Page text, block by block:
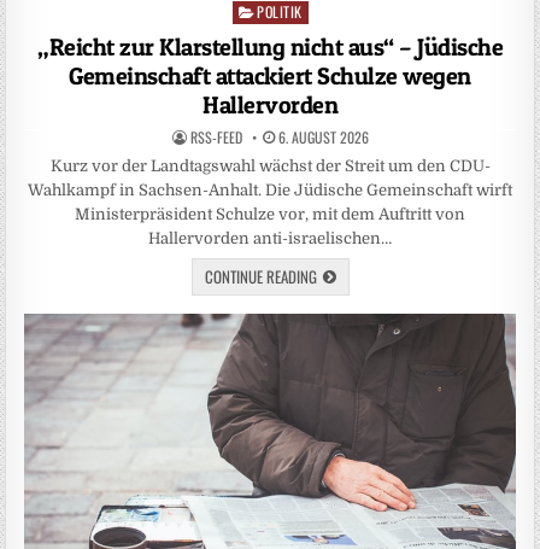
Posted
in
POLITIK
„Reicht zur Klarstellung nicht aus“ – Jüdische
Gemeinschaft attackiert Schulze wegen
Hallervorden
RSS-FEED 6. AUGUST 2026
Kurz vor der Landtagswahl wächst der Streit um den CDU-
Wahlkampf in Sachsen-Anhalt. Die Jüdische Gemeinschaft wirft
Ministerpräsident Schulze vor, mit dem Auftritt von
Hallervorden anti-israelischen…
CONTINUE READING